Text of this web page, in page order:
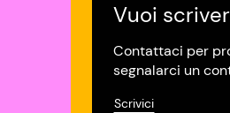
Vuoi
Contattaci per
segnalarci un
Scrivici